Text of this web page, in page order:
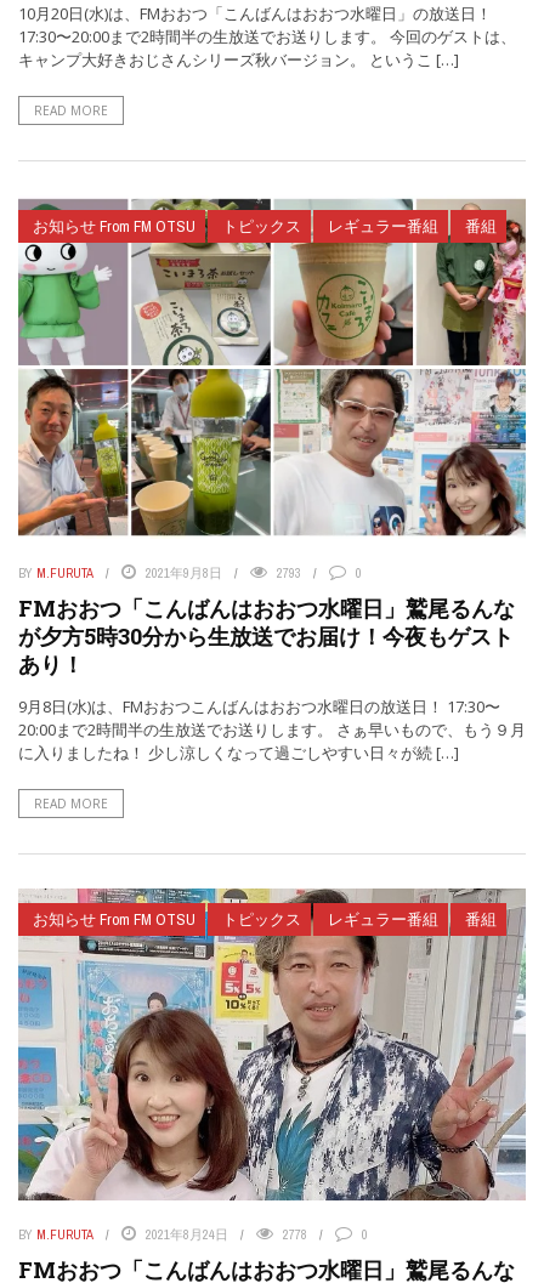
10月20日(水)は、FMおおつ「こんばんはおおつ水曜日」の放送日！
17:30〜20:00まで2時間半の生放送でお送りします。 今回のゲストは、
キャンプ大好きおじさんシリーズ秋バージョン。 というこ […]
READ MORE
お知らせ From FM OTSU トピックス レギュラー番組 番組
BY M.FURUTA 2021年9月8日 2793 0
FMおおつ「こんばんはおおつ水曜日」鷲尾るんな
が夕方5時30分から生放送でお届け！今夜もゲスト
あり！
9月8日(水)は、FMおおつこんばんはおおつ水曜日の放送日！ 17:30〜
20:00まで2時間半の生放送でお送りします。 さぁ早いもので、もう９月
に入りましたね！ 少し涼しくなって過ごしやすい日々が続 […]
READ MORE
お知らせ From FM OTSU トピックス レギュラー番組 番組
BY M.FURUTA 2021年8月24日 2778 0
FMおおつ「こんばんはおおつ水曜日」鷲尾るんな